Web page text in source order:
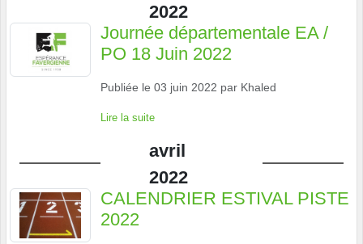
2022
Journée départementale EA /
PO 18 Juin 2022
Publiée le 03 juin 2022 par Khaled
Lire la suite
avril
2022
CALENDRIER ESTIVAL PISTE
2022